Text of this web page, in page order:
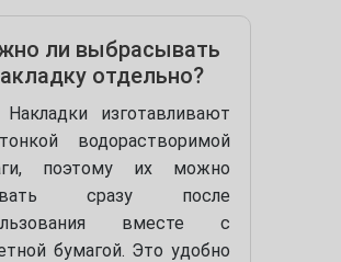
ли выбрасывать
отдельно?
изготавливают
водорастворимой
поэтому их можно
сразу после
вместе с
бумагой. Это удобно